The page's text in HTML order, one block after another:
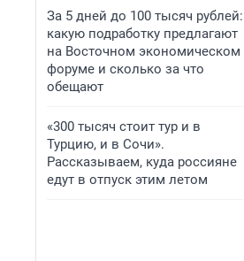
За 5 дней до 100 тысяч рублей:
какую подработку предлагают
на Восточном экономическом
форуме и сколько за что
обещают
«300 тысяч стоит тур и в
Турцию, и в Сочи».
Рассказываем, куда россияне
едут в отпуск этим летом